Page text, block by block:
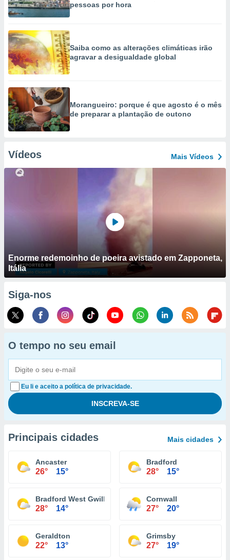
pessoas por hora
Saiba como as alterações climáticas irão
agravar a desigualdade global
Morangueiro: porque é que agosto é o mês
de preparar a plantação de outono
Vídeos Mais Vídeos
Enorme redemoinho de poeira avistado em Zapponeta,
Itália
Siga-nos
O tempo no seu email
Eu li e aceito a política de privacidade.
Principais cidades Mais cidades
Ancaster
26° 15°
Bradford
28° 15°
Bradford West Gwillimbury
28° 14°
Cornwall
27° 20°
Geraldton
22° 13°
Grimsby
27° 19°